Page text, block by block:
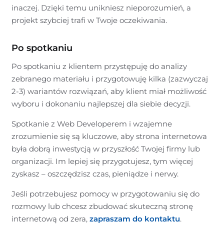
inaczej. Dzięki temu unikniesz nieporozumień, a
projekt szybciej trafi w Twoje oczekiwania.
Po spotkaniu
Po spotkaniu z klientem przystępuję do analizy
zebranego materiału i przygotowuję kilka (zazwyczaj
2-3) wariantów rozwiązań, aby klient miał możliwość
wyboru i dokonaniu najlepszej dla siebie decyzji.
Spotkanie z Web Developerem i wzajemne
zrozumienie się są kluczowe, aby strona internetowa
była dobrą inwestycją w przyszłość Twojej firmy lub
organizacji. Im lepiej się przygotujesz, tym więcej
zyskasz – oszczędzisz czas, pieniądze i nerwy.
Jeśli potrzebujesz pomocy w przygotowaniu się do
rozmowy lub chcesz zbudować skuteczną stronę
internetową od zera, zapraszam do kontaktu.